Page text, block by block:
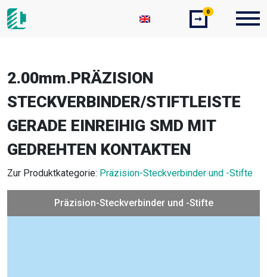
➞
0
2.00mm.PRÄZISION
STECKVERBINDER/STIFTLEISTE
GERADE EINREIHIG SMD MIT
GEDREHTEN KONTAKTEN
Zur Produktkategorie: Präzision-Steckverbinder und -Stifte
Präzision-Steckverbinder und -Stifte